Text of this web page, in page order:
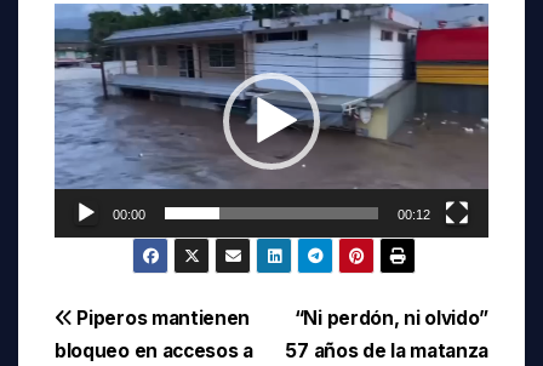
Reproductor
de
vídeo
00:00 00:12
Navegación
“Ni perdón, ni olvido”
57 años de la matanza
Piperos mantienen
bloqueo en accesos a